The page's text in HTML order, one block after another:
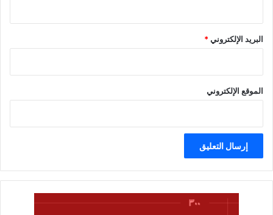
البريد الإلكتروني*
الموقع الإلكتروني